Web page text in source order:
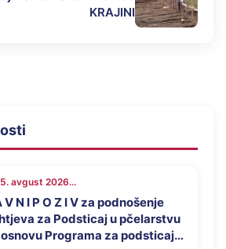
KRAJINI
avgust 2026...
Z I V za podnošenje
za Podsticaj u pčelarstvu
Programa za podsticaj